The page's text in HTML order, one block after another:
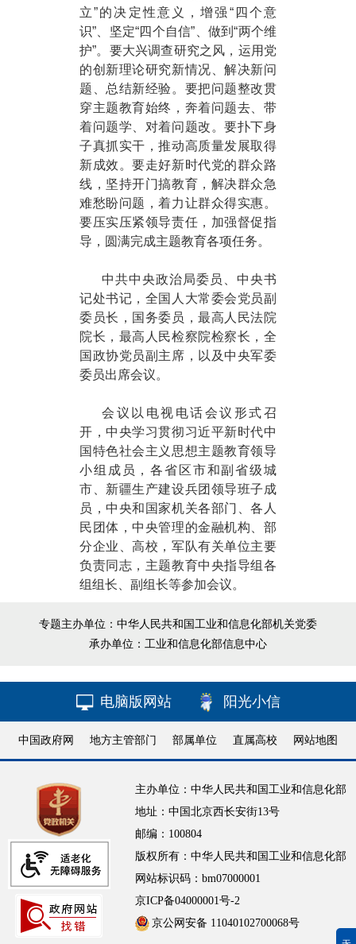
立”的决定性意义，增强“四个意
识”、坚定“四个自信”、做到“两个维
护”。要大兴调查研究之风，运用党
的创新理论研究新情况、解决新问
题、总结新经验。要把问题整改贯
穿主题教育始终，奔着问题去、带
着问题学、对着问题改。要扑下身
子真抓实干，推动高质量发展取得
新成效。要走好新时代党的群众路
线，坚持开门搞教育，解决群众急
难愁盼问题，着力让群众得实惠。
要压实压紧领导责任，加强督促指
导，圆满完成主题教育各项任务。
中共中央政治局委员、中央书
记处书记，全国人大常委会党员副
委员长，国务委员，最高人民法院
院长，最高人民检察院检察长，全
国政协党员副主席，以及中央军委
委员出席会议。
会议以电视电话会议形式召
开，中央学习贯彻习近平新时代中
国特色社会主义思想主题教育领导
小组成员，各省区市和副省级城
市、新疆生产建设兵团领导班子成
员，中央和国家机关各部门、各人
民团体，中央管理的金融机构、部
分企业、高校，军队有关单位主要
负责同志，主题教育中央指导组各
组组长、副组长等参加会议。
专题主办单位：中华人民共和国工业和信息化部机关党委
承办单位：工业和信息化部信息中心
无障碍浏览
电脑版网站 阳光小信
中国政府网 地方主管部门 部属单位 直属高校 网站地图
主办单位：中华人民共和国工业和信息化部
地址：中国北京西长安街13号
邮编：100804
版权所有：中华人民共和国工业和信息化部
网站标识码：bm07000001
京ICP备04000001号-2
京公网安备 11040102700068号